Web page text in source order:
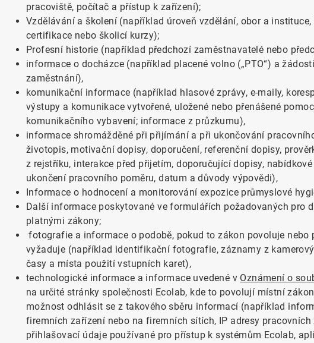
pracoviště, počítač a přístup k zařízení);
Vzdělávání a školení (například úroveň vzdělání, obor a
certifikace nebo školicí kurzy);
Profesní historie (například předchozí zaměstnavatelé nebo
informace o docházce (například placené volno („PTO“) a
zaměstnání),
komunikační informace (například hlasové zprávy, e-maily,
výstupy a komunikace vytvořené, uložené nebo přenášené
komunikačního vybavení; informace z průzkumu),
informace shromážděné při přijímání a při ukončování
životopis, motivační dopisy, doporučení, referenční dopisy,
z rejstříku, interakce před přijetím, doporučující dopisy,
ukončení pracovního poměru, datum a důvody výpovědi),
Informace o hodnocení a monitorování expozice průmyslové
Další informace poskytované ve formulářích požadovaných pro
platnými zákony;
fotografie a informace o podobě, pokud to zákon povoluje nebo
vyžaduje (například identifikační fotografie, záznamy z
časy a místa použití vstupních karet),
technologické informace a informace uvedené v Oznámení o
na určité stránky společnosti Ecolab, kde to povolují místní
možnost odhlásit se z takového sběru informací (například
firemních zařízení nebo na firemních sítích, IP adresy
přihlašovací údaje používané pro přístup k systémům Ecolab,